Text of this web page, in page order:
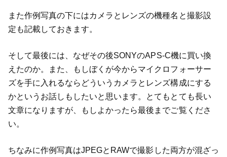
また作例写真の下にはカメラとレンズの機種名と撮影設
定も記載しておきます。
そして最後には、なぜその後SONYのAPS-C機に買い換
えたのか。また、もしぼくが今からマイクロフォーサー
ズを手に入れるならどういうカメラとレンズ構成にする
かというお話しもしたいと思います。とてもとても長い
文章になりますが、もしよかったら最後までご覧くださ
い。
ちなみに作例写真はJPEGとRAWで撮影した両方が混ざっ